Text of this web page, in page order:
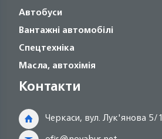
Автобуси
Вантажні автомобілі
Спецтехніка
Масла, автохімія
Контакти
Черкаси, вул. Лук'янова 5/1